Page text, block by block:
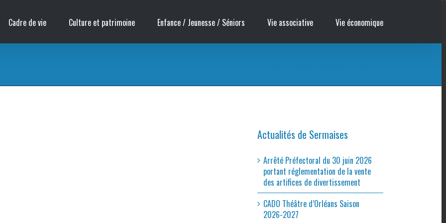
Cadre de vie Culture et patrimoine Enfance / Jeunesse / Séniors Vie associative Vie économique
Actualités de Sermaises
Arrêté Préfectoral du 30 juin 2026
portant réglementation de la vente
des artifices de divertissement
CADO Théâtre d’Orléans Saison
2026-2027